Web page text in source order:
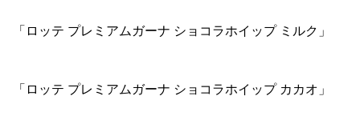
「ロッテ プレミアムガーナ ショコラホイップ ミルク」
「ロッテ プレミアムガーナ ショコラホイップ カカオ」